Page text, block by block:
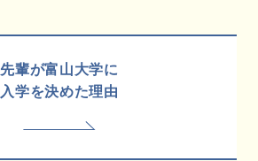
先輩が富山大学に
入学を決めた理由